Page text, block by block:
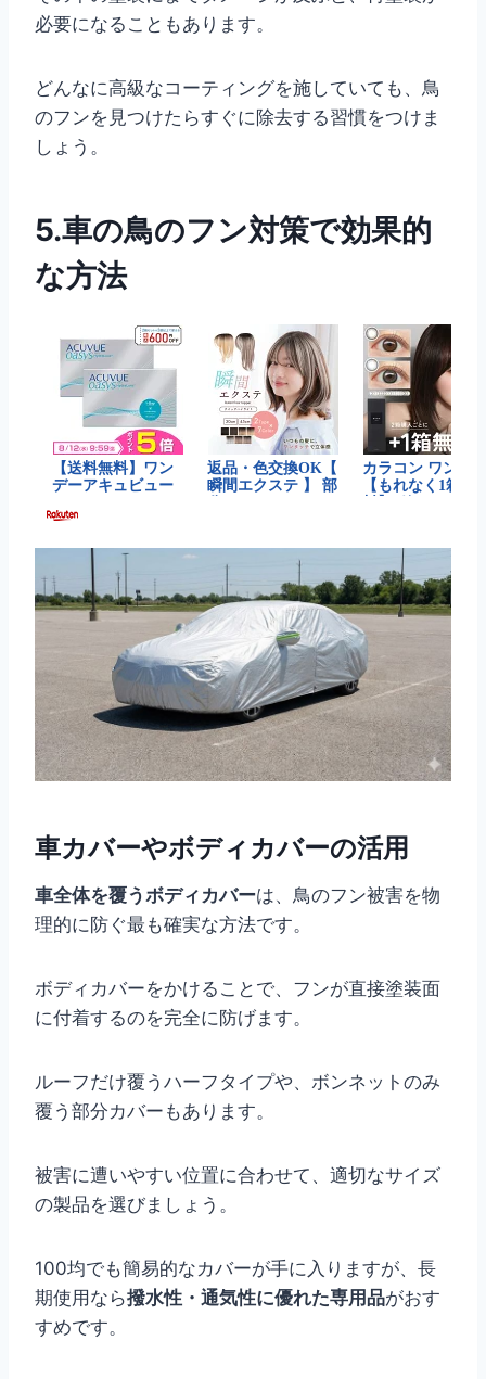
必要になることもあります。
どんなに高級なコーティングを施していても、鳥
のフンを見つけたらすぐに除去する習慣をつけま
しょう。
5.車の鳥のフン対策で効果的
な方法
車カバーやボディカバーの活用
車全体を覆うボディカバーは、鳥のフン被害を物
理的に防ぐ最も確実な方法です。
ボディカバーをかけることで、フンが直接塗装面
に付着するのを完全に防げます。
ルーフだけ覆うハーフタイプや、ボンネットのみ
覆う部分カバーもあります。
被害に遭いやすい位置に合わせて、適切なサイズ
の製品を選びましょう。
100均でも簡易的なカバーが手に入りますが、長
期使用なら撥水性・通気性に優れた専用品がおす
すめです。